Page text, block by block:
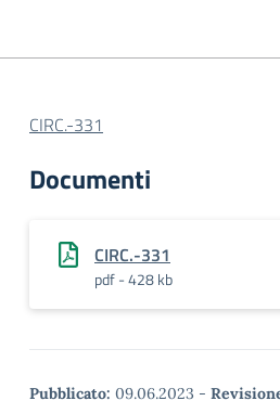
CIRC.-331
Documenti
CIRC.-331
pdf - 428 kb
Pubblicato: 09.06.2023 -